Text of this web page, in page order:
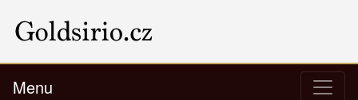
Menu